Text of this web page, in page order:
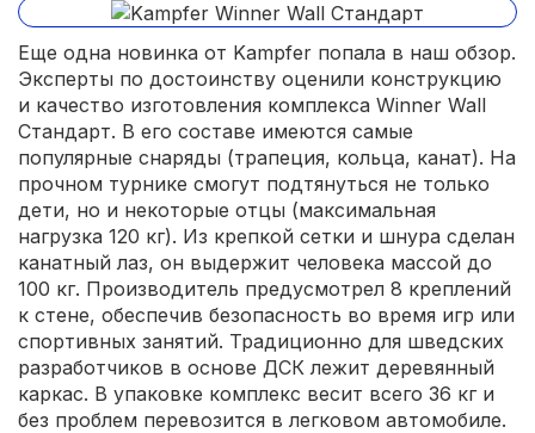
Еще одна новинка от Kampfer попала в наш обзор.
Эксперты по достоинству оценили конструкцию
и качество изготовления комплекса Winner Wall
Стандарт. В его составе имеются самые
популярные снаряды (трапеция, кольца, канат). На
прочном турнике смогут подтянуться не только
дети, но и некоторые отцы (максимальная
нагрузка 120 кг). Из крепкой сетки и шнура сделан
канатный лаз, он выдержит человека массой до
100 кг. Производитель предусмотрел 8 креплений
к стене, обеспечив безопасность во время игр или
спортивных занятий. Традиционно для шведских
разработчиков в основе ДСК лежит деревянный
каркас. В упаковке комплекс весит всего 36 кг и
без проблем перевозится в легковом автомобиле.